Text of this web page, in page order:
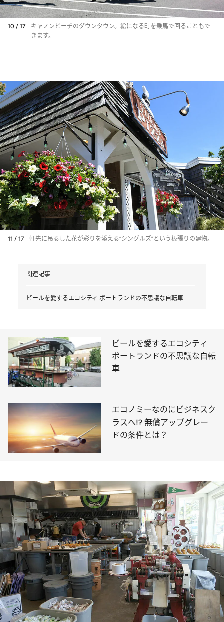
10 / 17
キャノンビーチのダウンタウン。絵になる町を乗馬で回ることもで
きます。
11 / 17 軒先に吊るした花が彩りを添える“シングルズ”という板張りの建物。
関連記事
ビールを愛するエコシティ ポートランドの不思議な自転車
ビールを愛するエコシティ
ポートランドの不思議な自転
車
エコノミーなのにビジネスク
ラスへ!? 無償アップグレー
ドの条件とは？